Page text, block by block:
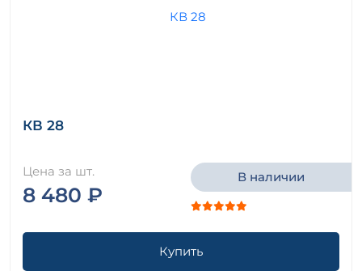
КВ 28
Цена за шт.
8 480 ₽
В наличии
Купить